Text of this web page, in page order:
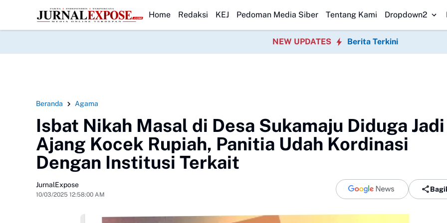
HEADLINE
SDN Pasirwalang KecewaSEKBER FAHMI Desak Polrestabes Medan Transparan Usut Kematian Winda Forwatu Banten Soroti Dugaan
Home Redaksi KEJ Pedoman Media Siber Tentang Kami Dropdown2
NEW UPDATES Berita Terkini
Beranda Agama
Isbat Nikah Masal di Desa Sukamaju Diduga Jadi
Ajang Kocek Rupiah, Panitia Udah Kordinasi
Dengan Institusi Terkait
JurnalExpose
10/03/2025 12:58:00 AM